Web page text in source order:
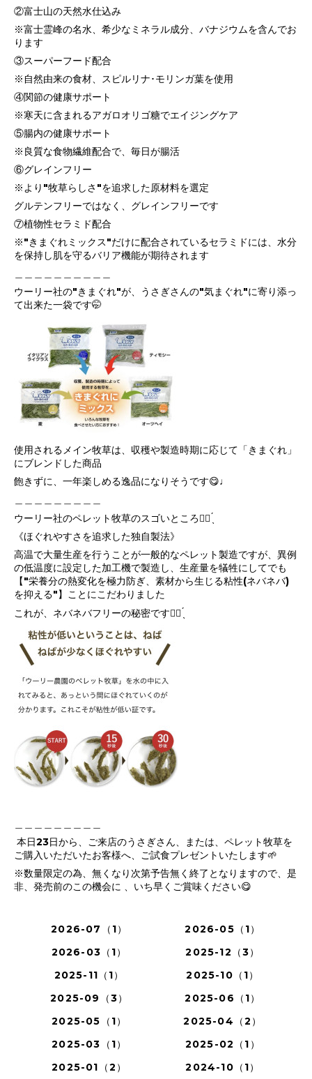
②富士山の天然水仕込み
※富士霊峰の名水、希少なミネラル成分、バナジウムを含んでお
ります
③スーパーフード配合
※自然由来の食材、スピルリナ･モリンガ葉を使用
④関節の健康サポート
※寒天に含まれるアガロオリゴ糖でエイジングケア
⑤腸内の健康サポート
※良質な食物繊維配合で、毎日が腸活
⑥グレインフリー
※より"牧草らしさ"を追求した原材料を選定
グルテンフリーではなく、グレインフリーです
⑦植物性セラミド配合
※"きまぐれミックス"だけに配合されているセラミドには、水分
を保持し肌を守るバリア機能が期待されます
ウーリー社の"きまぐれ"が、うさぎさんの"気まぐれ"に寄り添っ
て出来た一袋です🤭
使用されるメイン牧草は、収穫や製造時期に応じて「きまぐれ」
にブレンドした商品
飽きずに、一年楽しめる逸品になりそうです😋♩
ウーリー社のペレット牧草のスゴいところ☝🏻 ̖́
《ほぐれやすさを追求した独自製法》
高温で大量生産を行うことが一般的なペレット製造ですが、異例
の低温度に設定した加工機で製造し、生産量を犠牲にしてでも
【"栄養分の熱変化を極力防ぎ、素材から生じる粘性(ネバネバ)
を抑える"】ことにこだわりました
これが、ネバネバフリーの秘密です☝🏻 ̖́
本日23日から、ご来店のうさぎさん、または、ペレット牧草を
ご購入いただいたお客様へ、ご試食プレゼントいたします🌱‬‪
※数量限定の為、無くなり次第予告無く終了となりますので、是
非、発売前のこの機会に 、いち早くご賞味ください😋
2026-07（1）
2026-05（1）
2026-03（1）
2025-12（3）
2025-11（1）
2025-10（1）
2025-09（3）
2025-06（1）
2025-05（1）
2025-04（2）
2025-03（1）
2025-02（1）
2025-01（2）
2024-10（1）